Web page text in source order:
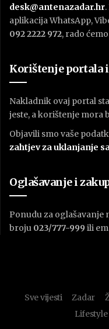
desk@antenazadar.hr
aplikacija WhatsApp,
092 2222 972, rado
Korištenje portala
Nakladnik ovaj portal
jeste, a korištenje mora
Objavili smo vaše
zahtjev za uklanjanje
Oglašavanje i
Ponudu za oglašavanje
broju 023/777-999 ili
Sve vijesti Zadar
Lifestyle